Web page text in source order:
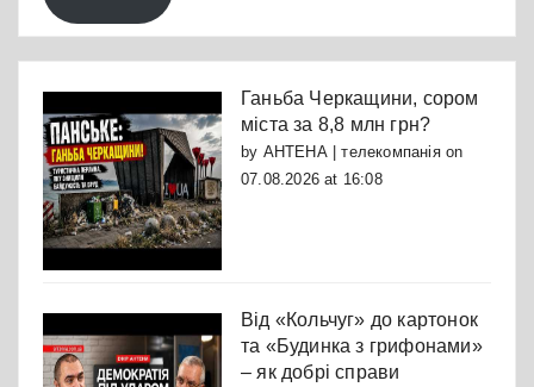
Ганьба Черкащини, сором
міста за 8,8 млн грн?
by АНТЕНА | телекомпаніяon
07.08.2026 at 16:08
Від «Кольчуг» до картонок
та «Будинка з грифонами»
– як добрі справи